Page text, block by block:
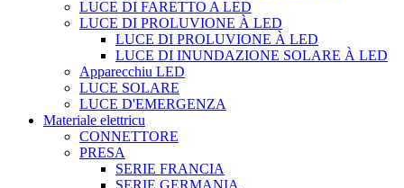
LUCE DI FARETTO A LED
LUCE DI PROLUVIONE À LED
LUCE DI PROLUVIONE À LED
LUCE DI INUNDAZIONE SOLARE À LED
Apparecchiu LED
LUCE SOLARE
LUCE D'EMERGENZA
Materiale elettricu
CONNETTORE
PRESA
SERIE FRANCIA
SERIE GERMANIA